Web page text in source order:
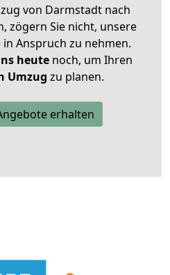
von Darmstadt nach
zögern Sie nicht, unsere
Anspruch zu nehmen.
heutenoch, um Ihren
Umzug zu planen.
erhalten